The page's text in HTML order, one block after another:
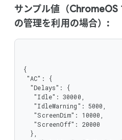
       "minimum": 0,
      },
       "type": "integer"
      },
      "ScreenOff": {
       "description": "ユーザー入力が行われなくなって
から画面をオフにするまでの時間
       "minimum": 0,
       "type": "integer"
      }
サンプル値（
の管理を利用の場合）:
{